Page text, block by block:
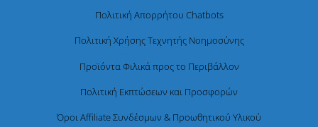
Πολιτική Απορρήτου Chatbots
Πολιτική Χρήσης Τεχνητής Νοημοσύνης
Προϊόντα Φιλικά προς το Περιβάλλον
Πολιτική Εκπτώσεων και Προσφορών
Όροι Affiliate Συνδέσμων & Προωθητικού Υλικού